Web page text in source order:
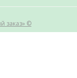
заказ» ©